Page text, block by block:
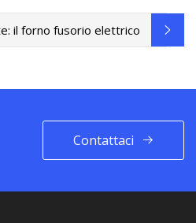
il forno fusorio elettrico
Contattaci